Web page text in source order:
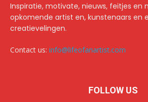
Inspiratie, motivate, nieuws, feitjes en
opkomende artist en, kunstenaars en
creatievelingen.
Contact us: info@lifeofanartist.com
FOLLOW US